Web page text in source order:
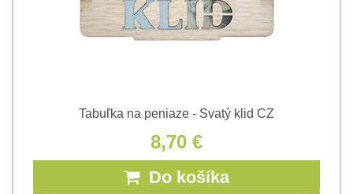
Tabuľka na peniaze - Svatý klid CZ
8,70 €
Do košíka